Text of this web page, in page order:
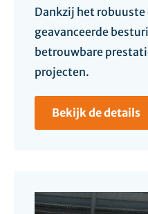
Dankzij het robuuste
geavanceerde
betrouwbare
projecten.
Bekijk de details